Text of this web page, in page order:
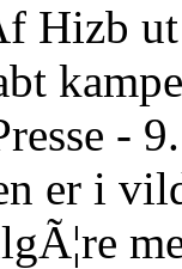
Hizb
-
er i